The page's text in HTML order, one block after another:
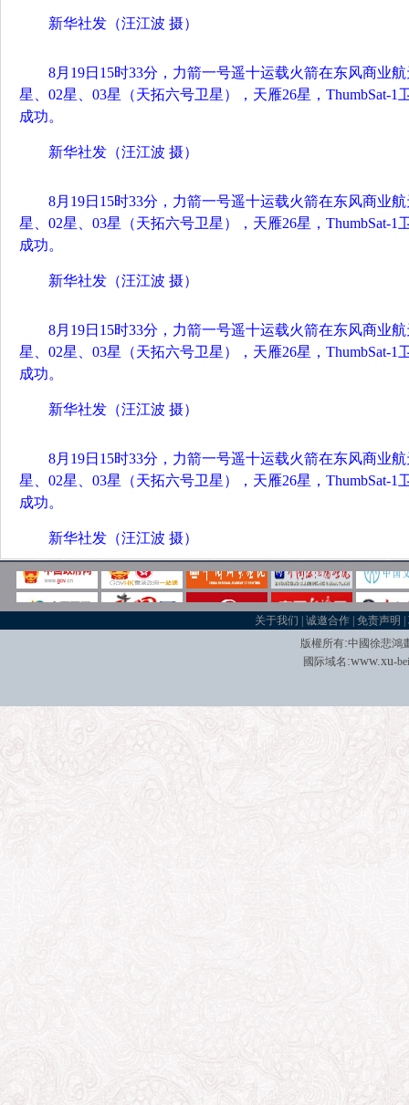
新华社发（汪江波 摄）
8月19日15时33分，力箭一号遥十运载火箭在东风商业
星、02星、03星（天拓六号卫星），天雁26星，ThumbSat-
成功。
新华社发（汪江波 摄）
8月19日15时33分，力箭一号遥十运载火箭在东风商业
星、02星、03星（天拓六号卫星），天雁26星，ThumbSat-
成功。
新华社发（汪江波 摄）
8月19日15时33分，力箭一号遥十运载火箭在东风商业
星、02星、03星（天拓六号卫星），天雁26星，ThumbSat-
成功。
新华社发（汪江波 摄）
8月19日15时33分，力箭一号遥十运载火箭在东风商业
星、02星、03星（天拓六号卫星），天雁26星，ThumbSat-
成功。
新华社发（汪江波 摄）
关于我们 |诚邀合作 |免责声明 |
版權所有:中國徐悲鴻
國际域名 :www.xu-